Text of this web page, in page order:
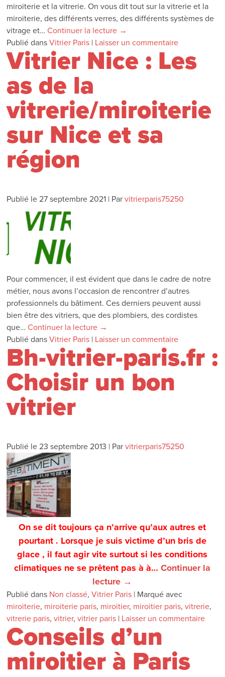
miroiterie et la vitrerie. On vous dit tout sur la vitrerie et la
miroiterie, des différents verres, des différents systèmes de
vitrage et…Continuer la lecture →
Publié dans Vitrier Paris | Laisser un commentaire
Vitrier Nice : Les
as de la
vitrerie/miroiterie
sur Nice et sa
région
Publié le 27 septembre 2021 | Par vitrierparis75250
Pour commencer, il est évident que dans le cadre de notre
métier, nous avons l’occasion de rencontrer d’autres
professionnels du bâtiment. Ces derniers peuvent aussi
bien être des vitriers, que des plombiers, des cordistes
que…Continuer la lecture →
Publié dans Vitrier Paris | Laisser un commentaire
Bh-vitrier-paris.fr :
Choisir un bon
vitrier
Publié le 23 septembre 2013 | Par vitrierparis75250
On se dit toujours ça n’arrive qu’aux autres et
pourtant . Lorsque je suis victime d’un bris de
glace , il faut agir vite surtout si les conditions
climatiques ne se prêtent pas à à…Continuer la
lecture →
Publié dans Non classé,Vitrier Paris | Marqué avec
miroiterie, miroiterie paris, miroitier, miroitier paris,vitrerie,
vitrerie paris,vitrier,vitrier paris | Laisser un commentaire
Conseils d’un
miroitier à Paris